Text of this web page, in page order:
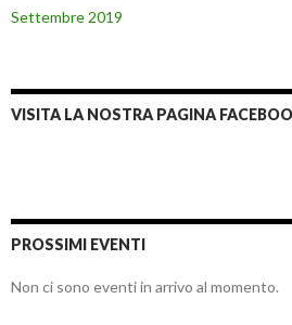
Settembre 2019
VISITA LA NOSTRA PAGINA
PROSSIMI EVENTI
Non ci sono eventi in arrivo al momento.